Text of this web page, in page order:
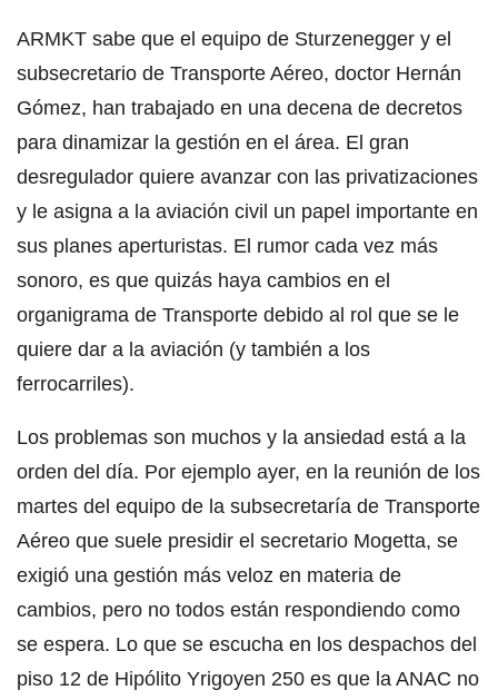
ARMKT sabe que el equipo de Sturzenegger y el
subsecretario de Transporte Aéreo, doctor Hernán
Gómez, han trabajado en una decena de decretos
para dinamizar la gestión en el área. El gran
desregulador quiere avanzar con las privatizaciones
y le asigna a la aviación civil un papel importante en
sus planes aperturistas. El rumor cada vez más
sonoro, es que quizás haya cambios en el
organigrama de Transporte debido al rol que se le
quiere dar a la aviación (y también a los
ferrocarriles).
Los problemas son muchos y la ansiedad está a la
orden del día. Por ejemplo ayer, en la reunión de los
martes del equipo de la subsecretaría de Transporte
Aéreo que suele presidir el secretario Mogetta, se
exigió una gestión más veloz en materia de
cambios, pero no todos están respondiendo como
se espera. Lo que se escucha en los despachos del
piso 12 de Hipólito Yrigoyen 250 es que la ANAC no